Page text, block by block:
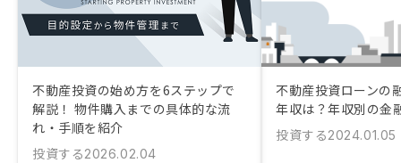
不動産投資の始め方を6ステップで
解説！ 物件購入までの具体的な流
れ・手順を紹介
投資する2026.02.04
不動産投資ローンの
年収は？年収別の金
投資する2024.01.05